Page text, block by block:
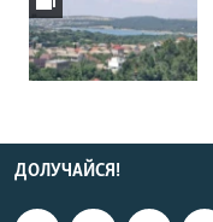
ДОЛУЧАЙСЯ!